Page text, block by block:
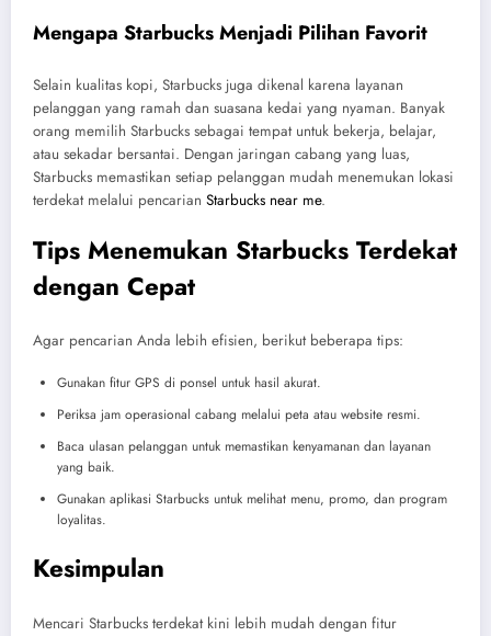
Mengapa Starbucks Menjadi Pilihan Favorit
Selain kualitas kopi, Starbucks juga dikenal karena layanan
pelanggan yang ramah dan suasana kedai yang nyaman. Banyak
orang memilih Starbucks sebagai tempat untuk bekerja, belajar,
atau sekadar bersantai. Dengan jaringan cabang yang luas,
Starbucks memastikan setiap pelanggan mudah menemukan lokasi
terdekat melalui pencarian Starbucks near me.
Tips Menemukan Starbucks Terdekat
dengan Cepat
Agar pencarian Anda lebih efisien, berikut beberapa tips:
Gunakan fitur GPS di ponsel untuk hasil akurat.
Periksa jam operasional cabang melalui peta atau website resmi.
Baca ulasan pelanggan untuk memastikan kenyamanan dan layanan
yang baik.
Gunakan aplikasi Starbucks untuk melihat menu, promo, dan program
loyalitas.
Kesimpulan
Mencari Starbucks terdekat kini lebih mudah dengan fitur